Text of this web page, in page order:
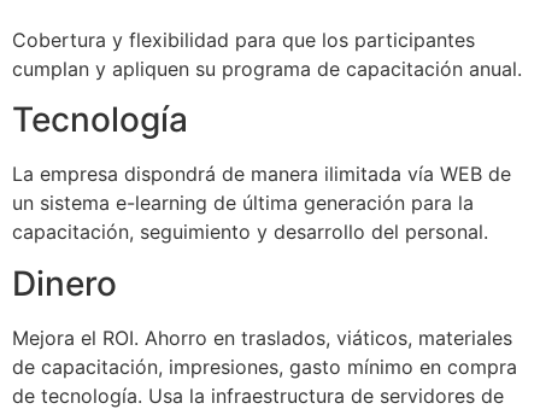
Cobertura y flexibilidad para que los participantes
cumplan y apliquen su programa de capacitación anual.
Tecnología
La empresa dispondrá de manera ilimitada vía WEB de
un sistema e-learning de última generación para la
capacitación, seguimiento y desarrollo del personal.
Dinero
Mejora el ROI. Ahorro en traslados, viáticos, materiales
de capacitación, impresiones, gasto mínimo en compra
de tecnología. Usa la infraestructura de servidores de